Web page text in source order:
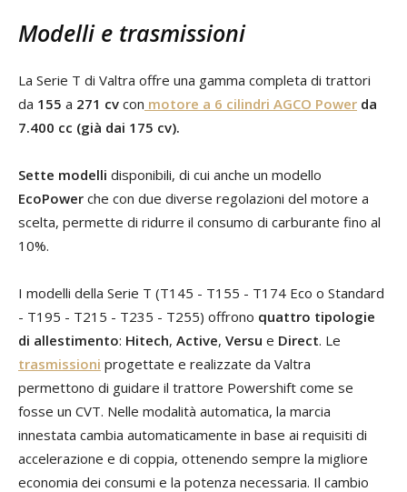
Modelli e trasmissioni
La Serie T di Valtra offre una gamma completa di trattori
da 155 a 271 cv con motore a 6 cilindri AGCO Power da
7.400 cc (già dai 175 cv).
Sette modelli disponibili, di cui anche un modello
EcoPower che con due diverse regolazioni del motore a
scelta, permette di ridurre il consumo di carburante fino al
10%.
I modelli della Serie T (T145 - T155 - T174 Eco o Standard
- T195 - T215 - T235 - T255) offrono quattro tipologie
di allestimento: Hitech, Active, Versu e Direct. Le
trasmissioni progettate e realizzate da Valtra
permettono di guidare il trattore Powershift come se
fosse un CVT. Nelle modalità automatica, la marcia
innestata cambia automaticamente in base ai requisiti di
accelerazione e di coppia, ottenendo sempre la migliore
economia dei consumi e la potenza necessaria. Il cambio